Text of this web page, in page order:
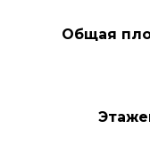
Общая